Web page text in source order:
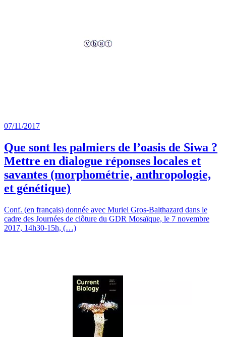
07/11/2017
Que sont les palmiers de l’oasis de Siwa ?
Mettre en dialogue réponses locales et
savantes (morphométrie, anthropologie,
et génétique)
Conf. (en français) donnée avec Muriel Gros-Balthazard dans le
cadre des Journées de clôture du GDR Mosaïque, le 7 novembre
2017, 14h30-15h, (…)